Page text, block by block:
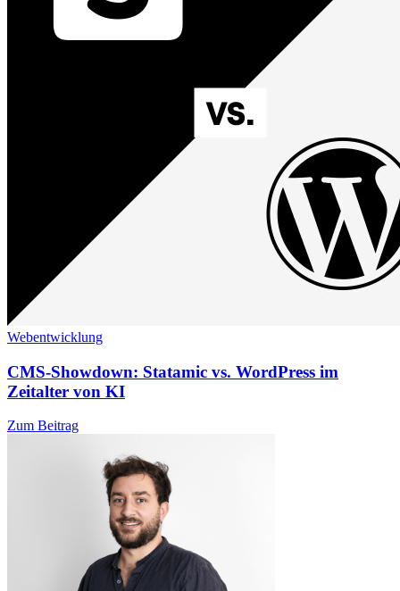
Webentwicklung
CMS-Showdown: Statamic vs. WordPress im
Zeitalter von KI
Zum Beitrag